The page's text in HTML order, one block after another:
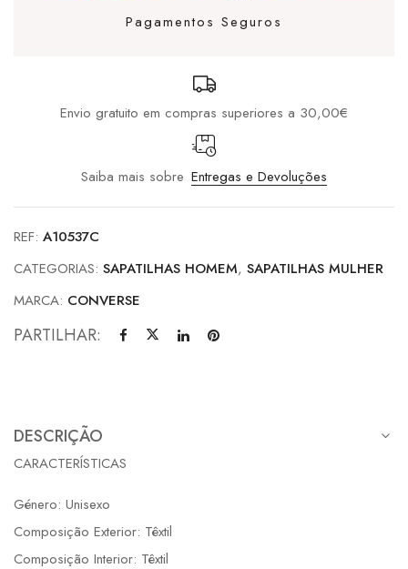
Pagamentos Seguros
Envio gratuito em compras superiores a 30,00€
Saiba mais sobre Entregas e Devoluções
REF: A10537C
CATEGORIAS: SAPATILHAS HOMEM, SAPATILHAS MULHER
MARCA: CONVERSE
PARTILHAR:
DESCRIÇÃO
CARACTERÍSTICAS
Género: Unisexo
Composição Exterior: Têxtil
Composição Interior: Têxtil